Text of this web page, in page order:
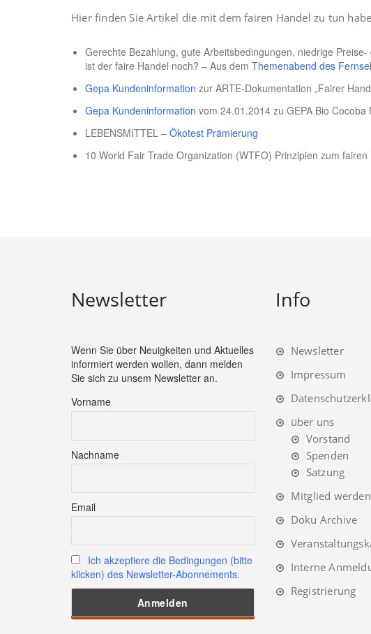
Hier finden Sie Artikel die mit dem fairen Handel zu tun
Gerechte Bezahlung, gute Arbeitsbedingungen, niedrige
ist der faire Handel noch? – Aus dem Themenabend des
Gepa Kundeninformation zur ARTE-Dokumentation „Fairer
Gepa Kundeninformation vom 24.01.2014 zu GEPA Bio
LEBENSMITTEL – Ökotest Prämierung
10 World Fair Trade Organization (WTFO) Prinzipien zum fairen
Newsletter
Wenn Sie über Neuigkeiten und Aktuelles
informiert werden wollen, dann melden
Sie sich zu unsem Newsletter an.
Vorname
Nachname
Email
Ich akzeptiere die Bedingungen (bitte
klicken) des Newsletter-Abonnements.
Info
Newsletter
Impressum
über uns
Vorstand
Spenden
Satzung
Mitglied werden
Doku Archive
Interne
Registrierung